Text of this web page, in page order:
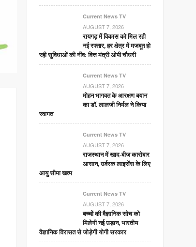
Current News TV
AUGUST 7, 2026
रायगढ़ में विकास को मिल रही
नई रफ्तार, हर क्षेत्र में मजबूत हो
रही सुविधाओं की नींव: वित्त मंत्री ओपी चौधरी
Current News TV
AUGUST 7, 2026
मोहन भागवत के आरक्षण बयान
का डॉ. लालजी निर्मल ने किया
स्वागत
Current News TV
AUGUST 7, 2026
राजस्थान में खाद-बीज कारोबार
आसान, उर्वरक लाइसेंस के लिए
आयु सीमा खत्म
Current News TV
AUGUST 7, 2026
बच्चों की वैज्ञानिक सोच को
मिलेगी नई उड़ान, भारतीय
वैज्ञानिक विरासत से जोड़ेगी योगी सरकार